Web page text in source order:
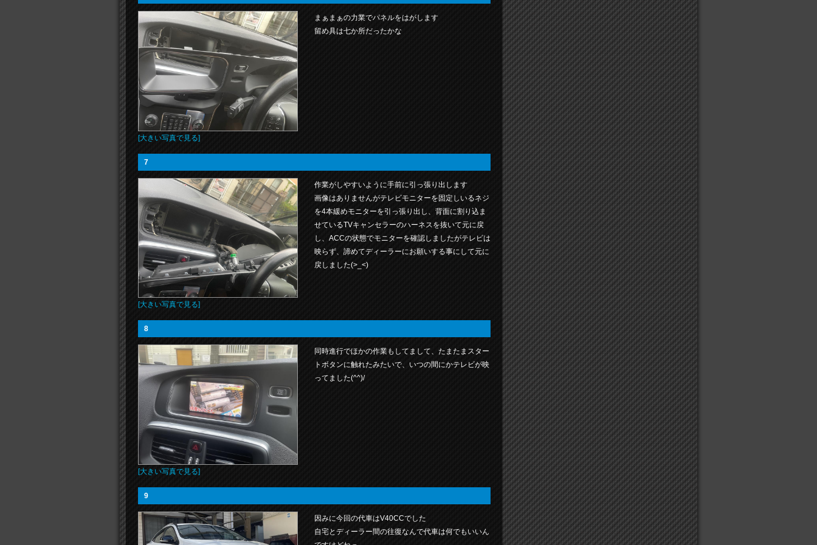
[大きい写真で見る]
まぁまぁの力業でパネルをはがします
留め具は七か所だったかな
7
[大きい写真で見る]
作業がしやすいように手前に引っ張り出します
画像はありませんがテレビモニターを固定しいるネジ
を4本緩めモニターを引っ張り出し、背面に割り込ま
せているTVキャンセラーのハーネスを抜いて元に戻
し、ACCの状態でモニターを確認しましたがテレビは
映らず、諦めてディーラーにお願いする事にして元に
戻しました(>_<)
8
[大きい写真で見る]
同時進行でほかの作業もしてまして、たまたまスター
トボタンに触れたみたいで、いつの間にかテレビが映
ってました(^^)/
9
因みに今回の代車はV40CCでした
自宅とディーラー間の往復なんで代車は何でもいいん